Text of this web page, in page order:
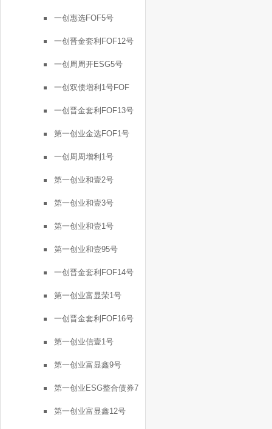
一创惠选FOF5号
一创晋金套利FOF12号
一创周周开ESG5号
一创双债增利1号FOF
一创晋金套利FOF13号
第一创业金选FOF1号
一创周周增利1号
第一创业和壹2号
第一创业和壹3号
第一创业和壹1号
第一创业和壹95号
一创晋金套利FOF14号
第一创业富显荣1号
一创晋金套利FOF16号
第一创业信壹1号
第一创业富显鑫9号
第一创业ESG整合债券7
号
第一创业富显鑫12号